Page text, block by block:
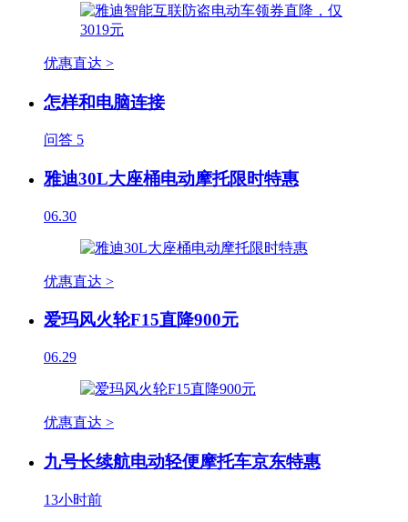
优惠直达 >
怎样和电脑连接
问答 5
雅迪30L大座桶电动摩托限时特惠
06.30
优惠直达 >
爱玛风火轮F15直降900元
06.29
优惠直达 >
九号长续航电动轻便摩托车京东特惠
13小时前